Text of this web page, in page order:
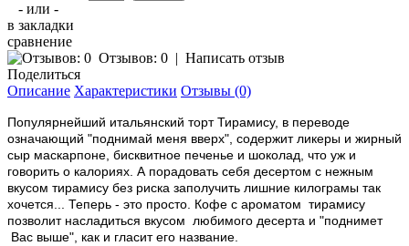
- или -
в закладки
сравнение
Отзывов: 0 | Написать отзыв
Поделиться
Описание Характеристики Отзывы (0)
Популярнейший итальянский торт Тирамису, в переводе
означающий "поднимай меня вверх", содержит ликеры и жирный
сыр маскарпоне, бисквитное печенье и шоколад, что уж и
говорить о калориях. А порадовать себя десертом с нежным
вкусом тирамису без риска заполучить лишние килограмы так
хочется... Теперь - это просто. Кофе с ароматом тирамису
позволит насладиться вкусом любимого десерта и "поднимет
Вас выше", как и гласит его название.